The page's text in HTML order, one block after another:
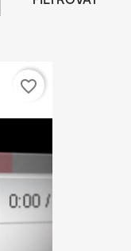
favorite_border